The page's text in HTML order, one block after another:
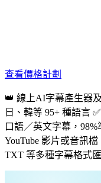
查看價格計劃
👑 線上AI字幕產生器
日、韓等 95+ 種語言
口語／英文字幕，
YouTube 影片或音訊
TXT 等多種字幕格式